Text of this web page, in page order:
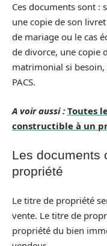
Ces documents sont :
une copie de son
de mariage ou le cas
de divorce, une copie
matrimonial si
PACS.
A voir aussi : Toutes
constructible à un
Les documents
propriété
Le titre de propriété
vente. Le titre de
propriété du bien